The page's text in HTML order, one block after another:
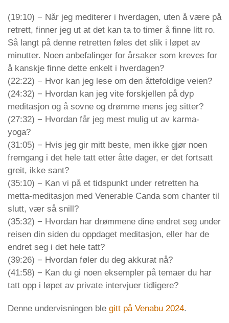
(19:10) − Når jeg mediterer i hverdagen, uten å være på
retrett, finner jeg ut at det kan ta to timer å finne litt ro.
Så langt på denne retretten føles det slik i løpet av
minutter. Noen anbefalinger for årsaker som kreves for
å kanskje finne dette enkelt i hverdagen?
(22:22) − Hvor kan jeg lese om den åttefoldige veien?
(24:32) − Hvordan kan jeg vite forskjellen på dyp
meditasjon og å sovne og drømme mens jeg sitter?
(27:32) − Hvordan får jeg mest mulig ut av karma-
yoga?
(31:05) − Hvis jeg gir mitt beste, men ikke gjør noen
fremgang i det hele tatt etter åtte dager, er det fortsatt
greit, ikke sant?
(35:10) − Kan vi på et tidspunkt under retretten ha
metta-meditasjon med Venerable Canda som chanter til
slutt, vær så snill?
(35:32) − Hvordan har drømmene dine endret seg under
reisen din siden du oppdaget meditasjon, eller har de
endret seg i det hele tatt?
(39:26) − Hvordan føler du deg akkurat nå?
(41:58) − Kan du gi noen eksempler på temaer du har
tatt opp i løpet av private intervjuer tidligere?
Denne undervisningen ble gitt på Venabu 2024.